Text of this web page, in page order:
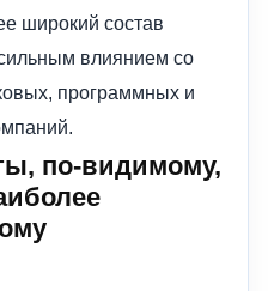
широкий состав
влиянием со
программных и
по-видимому,